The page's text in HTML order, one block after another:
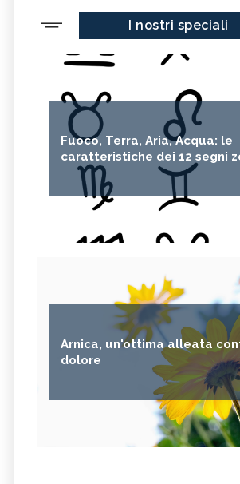
I nostri speciali
Fuoco, Terra, Aria, Acqua: le
caratteristiche dei 12 segni
Arnica, un'ottima alleata
dolore